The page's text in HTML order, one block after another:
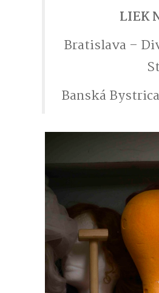
LIEK
Bratislava –
Banská